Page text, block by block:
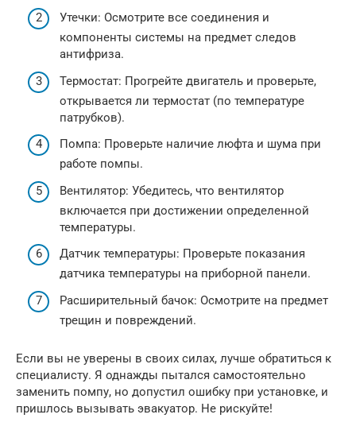
Утечки: Осмотрите все соединения и
компоненты системы на предмет следов
антифриза.
Термостат: Прогрейте двигатель и проверьте,
открывается ли термостат (по температуре
патрубков).
Помпа: Проверьте наличие люфта и шума при
работе помпы.
Вентилятор: Убедитесь, что вентилятор
включается при достижении определенной
температуры.
Датчик температуры: Проверьте показания
датчика температуры на приборной панели.
Расширительный бачок: Осмотрите на предмет
трещин и повреждений.
Если вы не уверены в своих силах, лучше обратиться к
специалисту. Я однажды пытался самостоятельно
заменить помпу, но допустил ошибку при установке, и
пришлось вызывать эвакуатор. Не рискуйте!